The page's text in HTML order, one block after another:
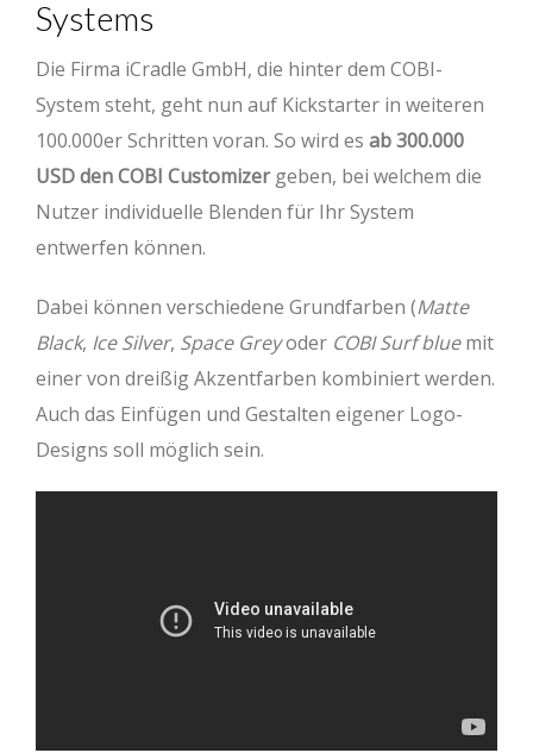
Systems
Die Firma iCradle GmbH, die hinter dem COBI-
System steht, geht nun auf Kickstarter in weiteren
100.000er Schritten voran. So wird es ab 300.000
USD den COBI Customizergeben, bei welchem die
Nutzer individuelle Blenden für Ihr System
entwerfen können.
Dabei können verschiedene Grundfarben (Matte
Black, Ice Silver, Space Greyoder COBI Surf bluemit
einer von dreißig Akzentfarben kombiniert werden.
Auch das Einfügen und Gestalten eigener Logo-
Designs soll möglich sein.